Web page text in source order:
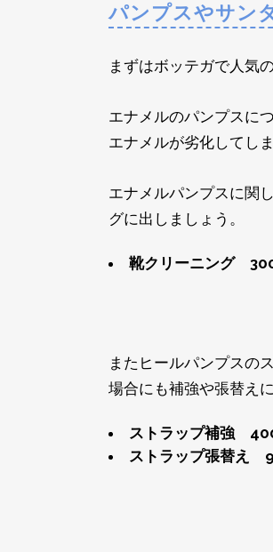
パンプスやサン
まずはボッテガで人気
エナメルのパンプスに
エナメルが劣化してしま
エナメルパンプスに関
グに出しましょう。
靴クリーニング
またヒールパンプスの
場合にも補強や張替え
ストラップ補強
ストラップ張替え